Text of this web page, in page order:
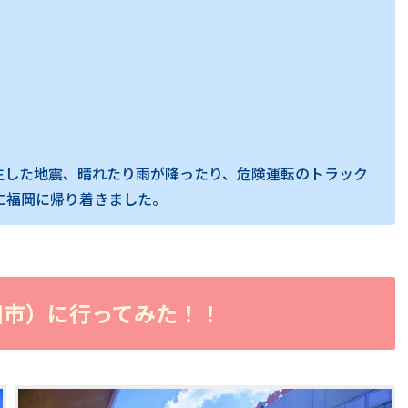
た地震、晴れたり雨が降ったり、危険運転のトラック
岡に帰り着きました。
）に行ってみた！！